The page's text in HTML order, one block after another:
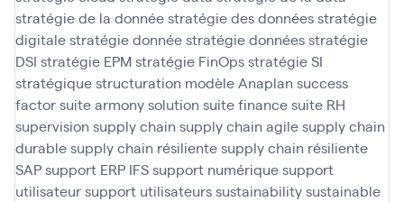
stratégie de la donnéestratégie des donnéesstratégie
digitalestratégie donnéestratégie donnéesstratégie
DSI stratégie EPMstratégie FinOpsstratégie SI
stratégiquestructuration modèle Anaplan success
factorsuite armony solution suite financesuite RH
supervision supply chain supply chain agilesupply chain
durablesupply chain résilientesupply chain résiliente
SAPsupport ERP IFSsupport numériquesupport
utilisateursupport utilisateurssustainabilitysustainable